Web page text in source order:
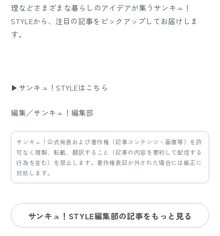
理などさまざまな暮らしのアイデアが集うサンキュ！
STYLEから、注目の記事をピックアップしてお届けしま
す。
▶サンキュ！STYLEはこちら
編集／サンキュ！編集部
サンキュ！公式発表および著作権（記事コンテンツ・画像等）を許
可なく複製、転載、翻訳すること（記事の内容を要約して配信する
行為を含む）を禁止します。著作権表記が外された場合には厳正に
対処します。
サンキュ！STYLE編集部の記事をもっと見る